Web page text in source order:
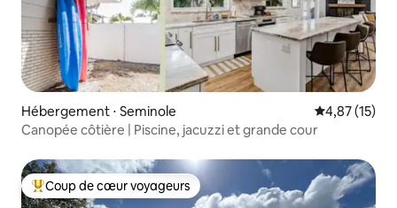
Hébergement ⋅ Seminole Évaluation
4,87 (15)
Canopée côtière | Piscine, jacuzzi et grande cour
Coups de cœur voyageurs les plus appréciés
Coup de cœur voyageurs